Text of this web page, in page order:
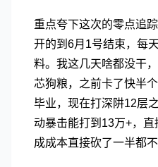
重点夸下这次的零点追
开的到6月1号结束，每
料。我这几天啥都没干
芯狗粮，之前卡了快半
毕业，现在打深阱12层
动暴击能打到13万+，
成成本直接砍了一半都不